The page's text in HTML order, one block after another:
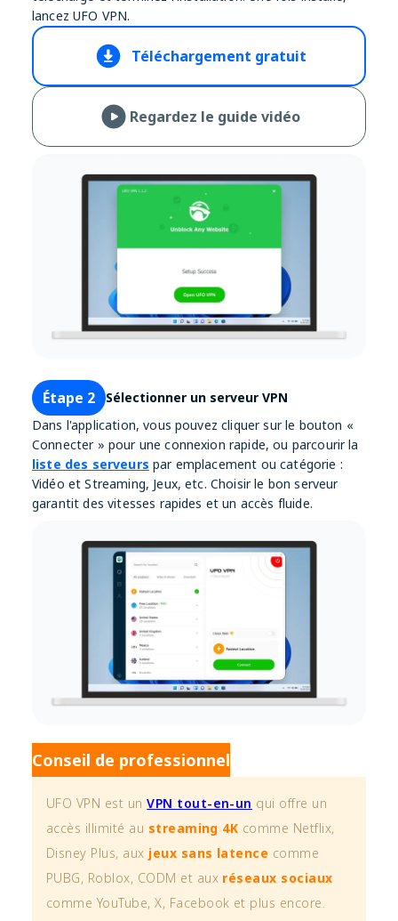
lancez UFO VPN.
Téléchargement gratuit
Regardez le guide vidéo
Étape 2
Sélectionner un serveur VPN
Dans l'application, vous pouvez cliquer sur le bouton «
Connecter » pour une connexion rapide, ou parcourir la
liste des serveurs par emplacement ou catégorie :
Vidéo et Streaming, Jeux, etc. Choisir le bon serveur
garantit des vitesses rapides et un accès fluide.
Conseil de professionnel
UFO VPN est unVPN tout-en-un qui offre un
accès illimité au streaming 4K comme Netflix,
Disney Plus, aux jeux sans latence comme
PUBG, Roblox, CODM et aux réseaux sociaux
comme YouTube, X, Facebook et plus encore.